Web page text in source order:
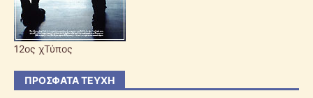
12ος χΤύπος
ΠΡΌΣΦΑΤΑ ΤΕΎΧΗ